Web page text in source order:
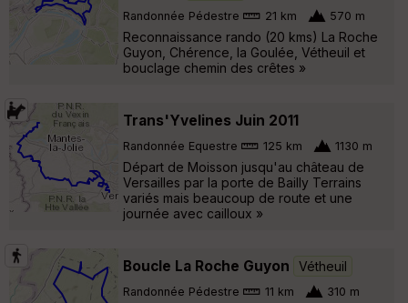
Randonnée Pédestre 21 km 570 m
Reconnaissance rando (20 kms) La Roche
Guyon, Chérence, la Goulée, Vétheuil et
bouclage chemin des crêtes »
Trans'Yvelines Juin 2011
Randonnée Equestre 125 km 1130 m
Départ de Moisson jusqu'au château de
Versailles par la porte de Bailly Terrains
variés mais beaucoup de route et une
journée avec cailloux »
Boucle La Roche Guyon Vétheuil
Randonnée Pédestre 11 km 310 m